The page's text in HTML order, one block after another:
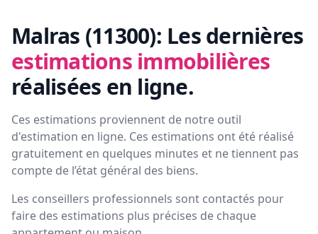
Malras (11300): Les dernières
estimations immobilières
réalisées en ligne.
Ces estimations proviennent de notre outil
d'estimation en ligne. Ces estimations ont été réalisé
gratuitement en quelques minutes et ne tiennent pas
compte de l’état général des biens.
Les conseillers professionnels sont contactés pour
faire des estimations plus précises de chaque